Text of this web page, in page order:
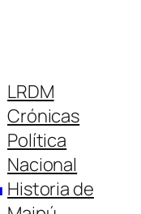
LRDM
Crónicas
Política
Nacional
Historia de